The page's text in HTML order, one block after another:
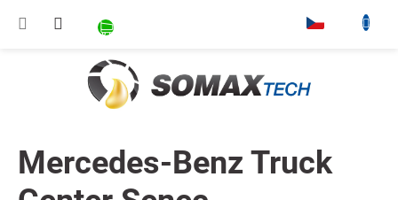
NÁKUPNÍ KOŠÍK
Mercedes-Benz Truck